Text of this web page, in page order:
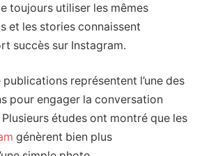
toujours utiliser les mêmes
et les stories connaissent
succès sur Instagram.
représentent l’une des
pour engager la conversation
études ont montré que les
génèrent bien plus